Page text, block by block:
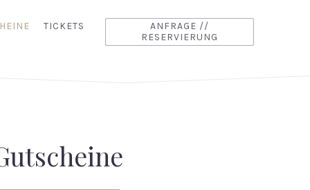
TICKETS
ANFRAGE //
RESERVIERUNG